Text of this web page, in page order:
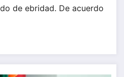
de ebridad. De acuerdo